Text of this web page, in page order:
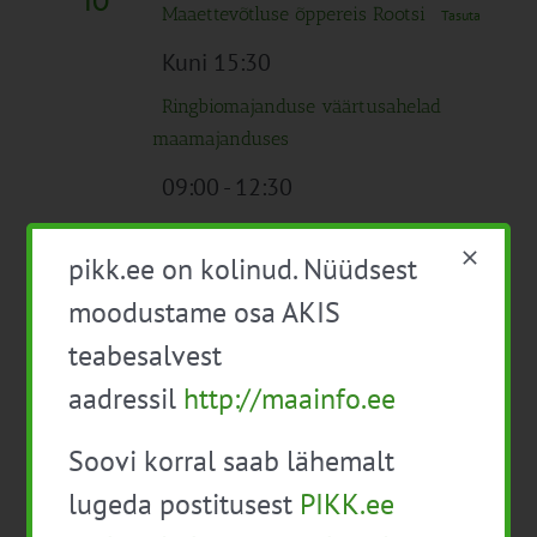
Maaettevõtluse õppereis Rootsi Tasuta
Kuni 15:30
Ringbiomajanduse väärtusahelad
maamajanduses
09:00- 12:30
Veebiinfopäev “Bioohutus veisefarmis”
Tasuta
L 09:30-
Infopäev Bioturvalisus
E
13
18:00-20:00
pikk.ee on kolinud. Nüüdsest
moodustame osa AKIS
teabesalvest
aadressil http://maainfo.ee
Soovi korral saab lähemalt
lugeda postitusest PIKK.ee